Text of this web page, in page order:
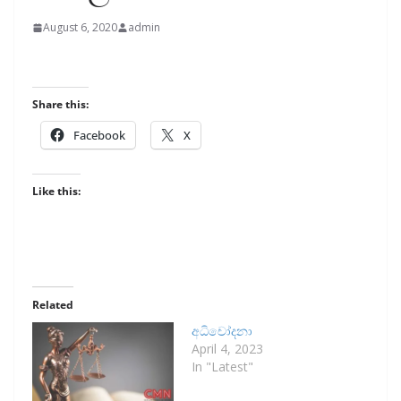
August 6, 2020 admin
Share this:
Facebook X
Like this:
Related
අධිචෝදනා
April 4, 2023
In "Latest"